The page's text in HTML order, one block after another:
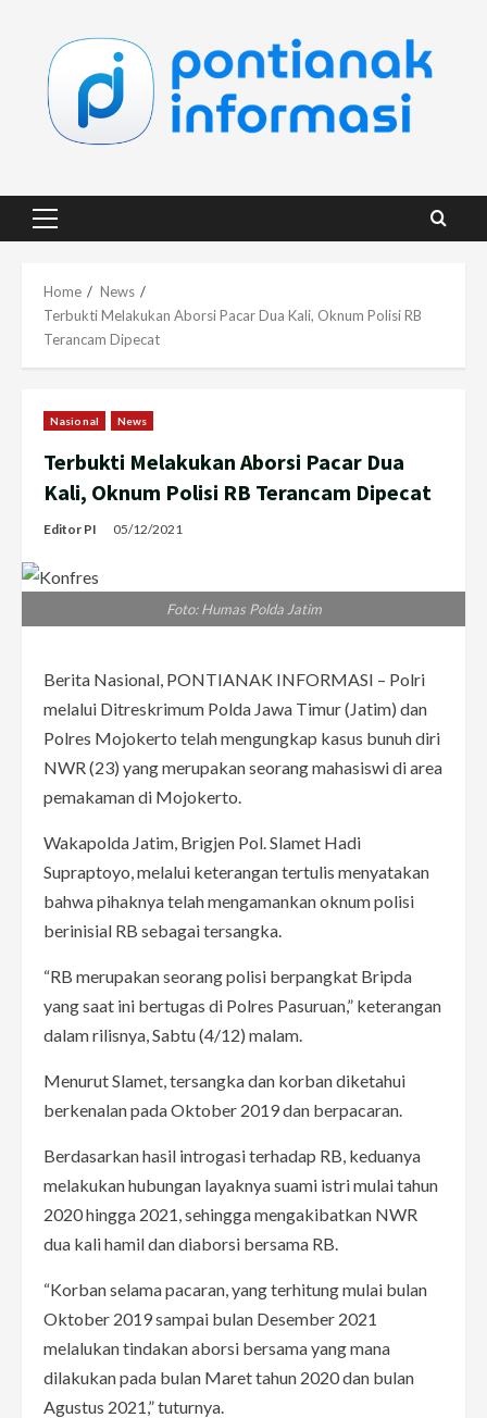
content
Primary
Home
News
Terbukti Melakukan Aborsi Pacar Dua Kali, Oknum Polisi RB
Terancam Dipecat
Nasional News
Terbukti Melakukan Aborsi Pacar Dua
Kali, Oknum Polisi RB Terancam Dipecat
Editor PI 05/12/2021
Foto: Humas Polda Jatim
Berita Nasional, PONTIANAK INFORMASI – Polri
melalui Ditreskrimum Polda Jawa Timur (Jatim) dan
Polres Mojokerto telah mengungkap kasus bunuh diri
NWR (23) yang merupakan seorang mahasiswi di area
pemakaman di Mojokerto.
Wakapolda Jatim, Brigjen Pol. Slamet Hadi
Supraptoyo, melalui keterangan tertulis menyatakan
bahwa pihaknya telah mengamankan oknum polisi
berinisial RB sebagai tersangka.
“RB merupakan seorang polisi berpangkat Bripda
yang saat ini bertugas di Polres Pasuruan,” keterangan
dalam rilisnya, Sabtu (4/12) malam.
Menurut Slamet, tersangka dan korban diketahui
berkenalan pada Oktober 2019 dan berpacaran.
Berdasarkan hasil introgasi terhadap RB, keduanya
melakukan hubungan layaknya suami istri mulai tahun
2020 hingga 2021, sehingga mengakibatkan NWR
dua kali hamil dan diaborsi bersama RB.
“Korban selama pacaran, yang terhitung mulai bulan
Oktober 2019 sampai bulan Desember 2021
melalukan tindakan aborsi bersama yang mana
dilakukan pada bulan Maret tahun 2020 dan bulan
Agustus 2021,” tuturnya.